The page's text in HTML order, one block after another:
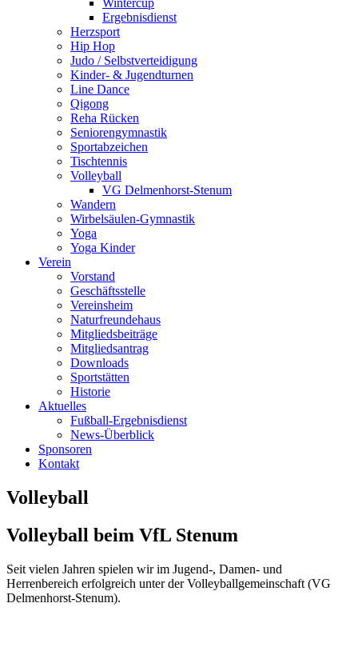
Wintercup
Ergebnisdienst
Herzsport
Hip Hop
Judo / Selbstverteidigung
Kinder- & Jugendturnen
Line Dance
Qigong
Reha Rücken
Seniorengymnastik
Sportabzeichen
Tischtennis
Volleyball
VG Delmenhorst-Stenum
Wandern
Wirbelsäulen-Gymnastik
Yoga
Yoga Kinder
Verein
Vorstand
Geschäftsstelle
Vereinsheim
Naturfreundehaus
Mitgliedsbeiträge
Mitgliedsantrag
Downloads
Sportstätten
Historie
Aktuelles
Fußball-Ergebnisdienst
News-Überblick
Sponsoren
Kontakt
Volleyball
Volleyball beim VfL Stenum
Seit vielen Jahren spielen wir im Jugend-, Damen- und
Herrenbereich erfolgreich unter der Volleyballgemeinschaft (VG
Delmenhorst-Stenum).